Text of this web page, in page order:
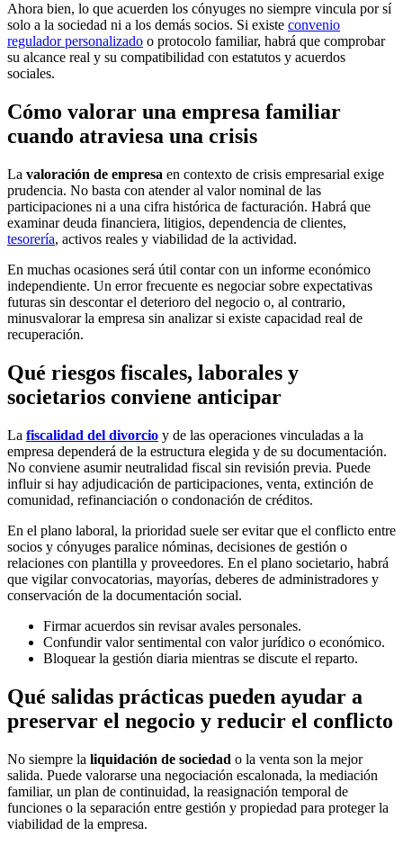
Ahora bien, lo que acuerden los cónyuges no siempre vincula por sí
solo a la sociedad ni a los demás socios. Si existe convenio
regulador personalizado o protocolo familiar, habrá que comprobar
su alcance real y su compatibilidad con estatutos y acuerdos
sociales.
Cómo valorar una empresa familiar
cuando atraviesa una crisis
La valoración de empresa en contexto de crisis empresarial exige
prudencia. No basta con atender al valor nominal de las
participaciones ni a una cifra histórica de facturación. Habrá que
examinar deuda financiera, litigios, dependencia de clientes,
tesorería, activos reales y viabilidad de la actividad.
En muchas ocasiones será útil contar con un informe económico
independiente. Un error frecuente es negociar sobre expectativas
futuras sin descontar el deterioro del negocio o, al contrario,
minusvalorar la empresa sin analizar si existe capacidad real de
recuperación.
Qué riesgos fiscales, laborales y
societarios conviene anticipar
La fiscalidad del divorcio y de las operaciones vinculadas a la
empresa dependerá de la estructura elegida y de su documentación.
No conviene asumir neutralidad fiscal sin revisión previa. Puede
influir si hay adjudicación de participaciones, venta, extinción de
comunidad, refinanciación o condonación de créditos.
En el plano laboral, la prioridad suele ser evitar que el conflicto entre
socios y cónyuges paralice nóminas, decisiones de gestión o
relaciones con plantilla y proveedores. En el plano societario, habrá
que vigilar convocatorias, mayorías, deberes de administradores y
conservación de la documentación social.
Firmar acuerdos sin revisar avales personales.
Confundir valor sentimental con valor jurídico o económico.
Bloquear la gestión diaria mientras se discute el reparto.
Qué salidas prácticas pueden ayudar a
preservar el negocio y reducir el conflicto
No siempre la liquidación de sociedad o la venta son la mejor
salida. Puede valorarse una negociación escalonada, la mediación
familiar, un plan de continuidad, la reasignación temporal de
funciones o la separación entre gestión y propiedad para proteger la
viabilidad de la empresa.